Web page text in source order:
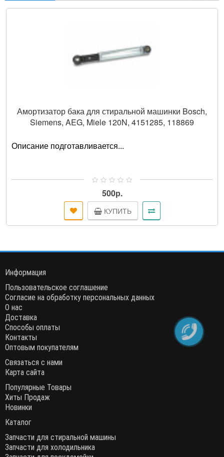
Амортизатор бака для стиральной машинки Bosch,
Siemens, AEG, Miele 120N, 4151285, 118869
Описание подготавливается...
500р.
КУПИТЬ
Информация
Пользовательское соглашение
Согласие на обработку персональных данных
О нас
Доставка
Способы оплаты
Контакты
Оптовым покупателям
Связаться с нами
Карта сайта
Популярные Товары
Хиты Продаж
Новинки
Каталог
Запчасти для стиральной машины
Запчасти для холодильника